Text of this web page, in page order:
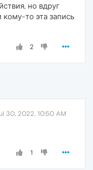
но вдруг
то эта запись
2
30, 2022, 10:50 AM
1